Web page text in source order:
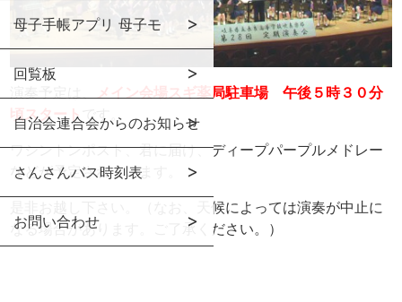
母子手帳アプリ 母子モ
回覧板
自治会連合会からのお知らせ
さんさんバス時刻表
お問い合わせ
メイン会場スギ薬局駐車場 午後５時３０分
頃スタート
です。
ワシントンポスト、君に届け、ディープパープルメドレー
などが予定されています。
是非お越し下さい。（なお、天候によっては演奏が中止に
なる場合があります。ご了承ください。）